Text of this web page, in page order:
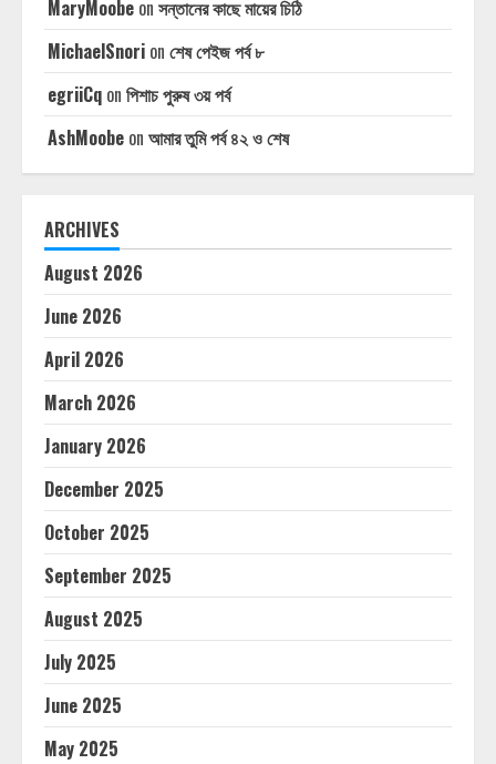
MaryMoobe on সন্তানের কাছে মায়ের চিঠি
MichaelSnori on শেষ পেইজ পর্ব ৮
egriiCq on পিশাচ পুরুষ ৩য় পর্ব
AshMoobe on আমার তুমি পর্ব ৪২ ও শেষ
ARCHIVES
August 2026
June 2026
April 2026
March 2026
January 2026
December 2025
October 2025
September 2025
August 2025
July 2025
June 2025
May 2025